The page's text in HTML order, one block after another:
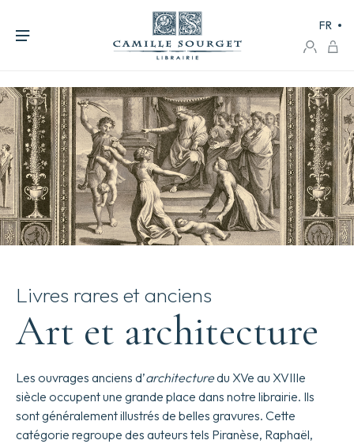
FR
Livres rares et anciens
Art et architecture
Les ouvrages anciens d’architecturedu XVe au XVIIIe
siècle occupent une grande place dans notre librairie. Ils
sont généralement illustrés de belles gravures. Cette
catégorie regroupe des auteurs tels Piranèse, Raphaël,